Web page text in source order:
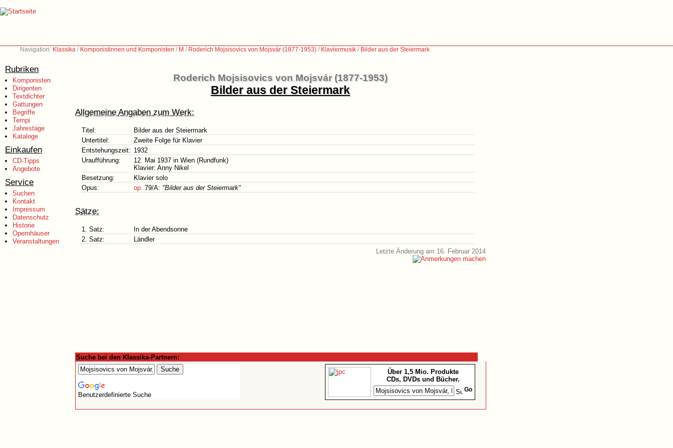
Navigation: Klassika / Komponistinnen und Komponisten / M / Roderich Mojsisovics von Mojsvár (1877-1953) / Klaviermusik / Bilder aus der Steiermark
Rubriken
Komponisten
Dirigenten
Textdichter
Gattungen
Begriffe
Tempi
Jahrestage
Kataloge
Einkaufen
CD-Tipps
Angebote
Service
Suchen
Kontakt
Impressum
Datenschutz
Historie
Opernhäuser
Veranstaltungen
Roderich Mojsisovics von Mojsvár (1877-1953)
Bilder aus der Steiermark
Allgemeine Angaben zum Werk:
Titel:
Bilder aus der Steiermark
Untertitel:
Zweite Folge für Klavier
Entstehungszeit: 1932
Uraufführung:
12. Mai 1937 in Wien (Rundfunk)
Klavier: Anny Nikel
Besetzung:
Klavier solo
Opus:
op. 79/A: "Bilder aus der Steiermark"
Sätze:
1. Satz:
In der Abendsonne
2. Satz:
Ländler
Letzte Änderung am 16. Februar 2014
Suche bei den Klassika-Partnern:
Benutzerdefinierte Suche
Über 1,5 Mio. Produkte
CDs, DVDs und Bücher.
Go